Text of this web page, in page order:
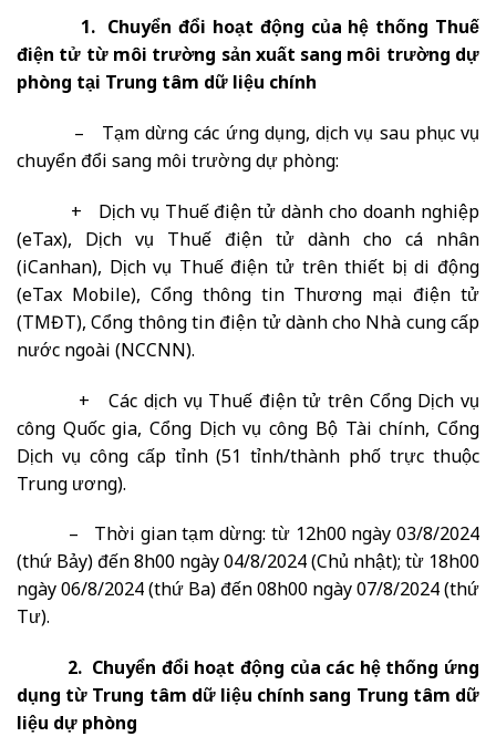
1. Chuyển đổi hoạt động của hệ thống Thuế
điện tử từ môi trường sản xuất sang môi trường dự
phòng tại Trung tâm dữ liệu chính
– Tạm dừng các ứng dụng, dịch vụ sau phục vụ
chuyển đổi sang môi trường dự phòng:
+ Dịch vụ Thuế điện tử dành cho doanh nghiệp
(eTax), Dịch vụ Thuế điện tử dành cho cá nhân
(iCanhan), Dịch vụ Thuế điện tử trên thiết bị di động
(eTax Mobile), Cổng thông tin Thương mại điện tử
(TMĐT), Cổng thông tin điện tử dành cho Nhà cung cấp
nước ngoài (NCCNN).
+ Các dịch vụ Thuế điện tử trên Cổng Dịch vụ
công Quốc gia, Cổng Dịch vụ công Bộ Tài chính, Cổng
Dịch vụ công cấp tỉnh (51 tỉnh/thành phố trực thuộc
Trung ương).
– Thời gian tạm dừng: từ 12h00 ngày 03/8/2024
(thứ Bảy) đến 8h00 ngày 04/8/2024 (Chủ nhật); từ 18h00
ngày 06/8/2024 (thứ Ba) đến 08h00 ngày 07/8/2024 (thứ
Tư).
2. Chuyển đổi hoạt động của các hệ thống ứng
dụng từ Trung tâm dữ liệu chính sang Trung tâm dữ
liệu dự phòng